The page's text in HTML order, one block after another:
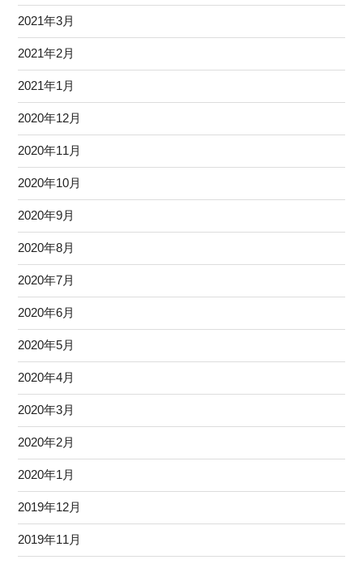
2021年3月
2021年2月
2021年1月
2020年12月
2020年11月
2020年10月
2020年9月
2020年8月
2020年7月
2020年6月
2020年5月
2020年4月
2020年3月
2020年2月
2020年1月
2019年12月
2019年11月